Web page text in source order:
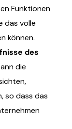
Funktionen
das volle
können.
des
die
so dass das